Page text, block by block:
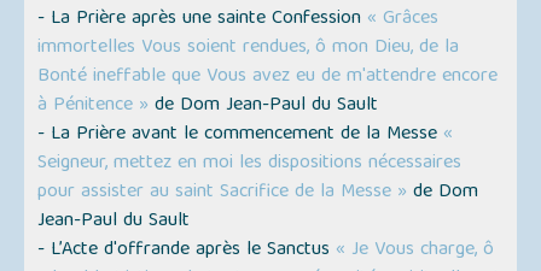
- La Prière après une sainte Confession « Grâces
immortelles Vous soient rendues, ô mon Dieu, de la
Bonté ineffable que Vous avez eu de m'attendre encore
à Pénitence » de Dom Jean-Paul du Sault
- La Prière avant le commencement de la Messe «
Seigneur, mettez en moi les dispositions nécessaires
pour assister au saint Sacrifice de la Messe » de Dom
Jean-Paul du Sault
- L’Acte d'offrande après le Sanctus « Je Vous charge, ô